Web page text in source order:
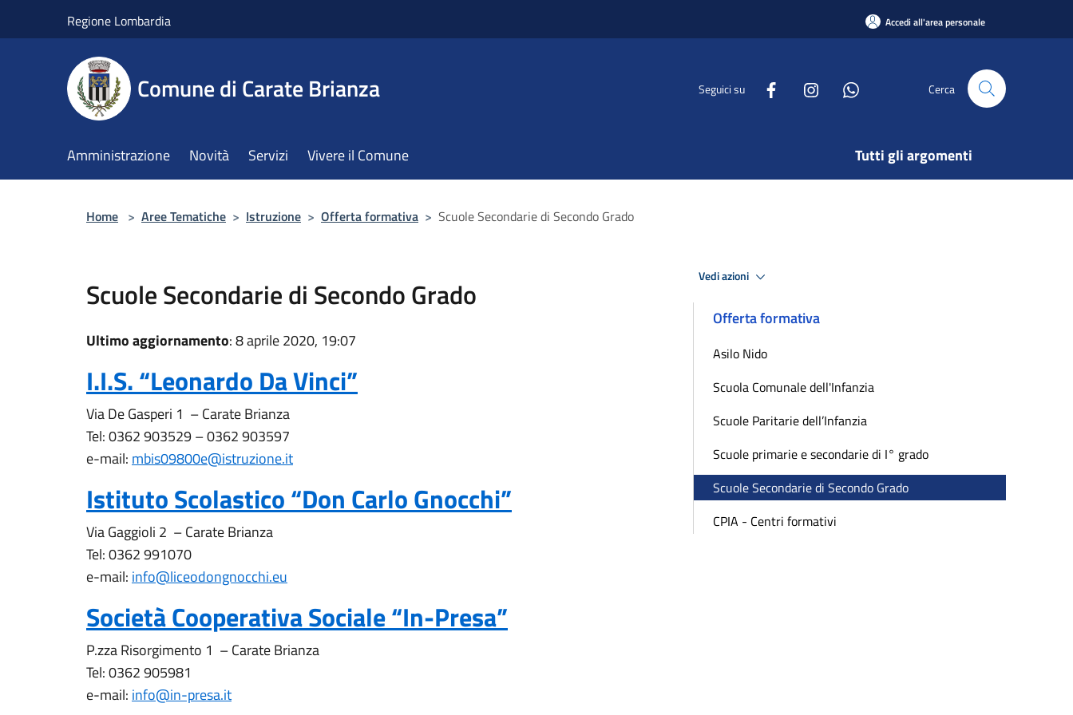
Regione Lombardia Accedi all'area personale
Comune di Carate Brianza Seguici su Cerca
Amministrazione Novità Servizi Vivere il Comune Tutti gli argomenti
Home > Aree Tematiche > Istruzione > Offerta formativa > Scuole Secondarie di Secondo Grado
Scuole Secondarie di Secondo Grado
Ultimo aggiornamento: 8 aprile 2020, 19:07
I.I.S. “Leonardo Da Vinci”
Via De Gasperi 1 – Carate Brianza
Tel: 0362 903529 – 0362 903597
e-mail: mbis09800e@istruzione.it
Istituto Scolastico “Don Carlo Gnocchi”
Via Gaggioli 2 – Carate Brianza
Tel: 0362 991070
e-mail: info@liceodongnocchi.eu
Società Cooperativa Sociale “In-Presa”
P.zza Risorgimento 1 – Carate Brianza
Tel: 0362 905981
e-mail: info@in-presa.it
Vedi azioni
Offerta formativa
Asilo Nido
Scuola Comunale dell'Infanzia
Scuole Paritarie dell’Infanzia
Scuole primarie e secondarie di I° grado
Scuole Secondarie di Secondo Grado
CPIA - Centri formativi